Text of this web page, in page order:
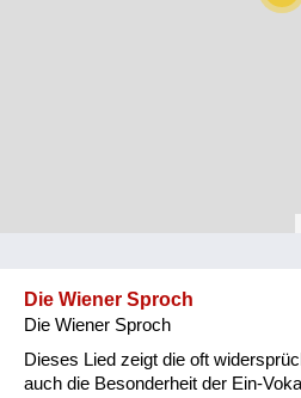
Natur
Die Wiener Sproch
Die Wiener Sproch
Dieses Lied zeigt die oft
auch die Besonderheit der Ein-